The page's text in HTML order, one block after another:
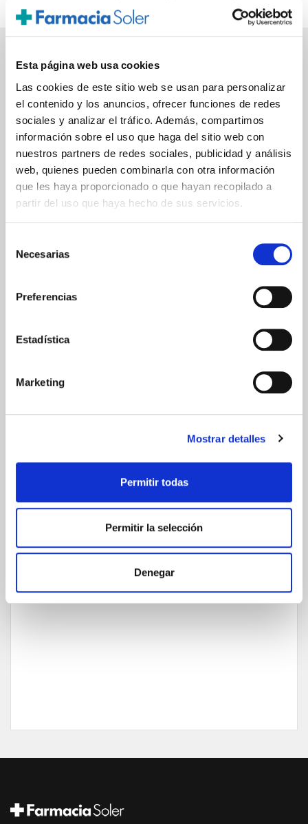
Esta página web usa cookies
Las cookies de este sitio web se usan para personalizar
el contenido y los anuncios, ofrecer funciones de redes
sociales y analizar el tráfico. Además, compartimos
información sobre el uso que haga del sitio web con
nuestros partners de redes sociales, publicidad y análisis
web, quienes pueden combinarla con otra información
que les haya proporcionado o que hayan recopilado a
partir del uso que haya hecho de sus servicios.
Necesarias
Preferencias
Estadística
Marketing
Mostrar detalles
Permitir todas
Permitir la selección
Denegar
PAGO SEGURO
Tarjeta de crédito/débito
Transferencia bancaria
Comunicaciones
cifradas
ENVIOS Y DESTINOS
GARANTÍA DE CALIDAD